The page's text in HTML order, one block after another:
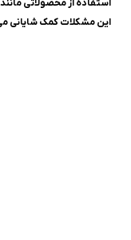
استفاده از محصولاتی
این مشکلات کمک شایانی